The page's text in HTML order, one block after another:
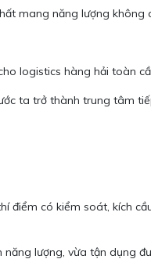
mang năng lượng không
logistics hàng hải toàn
ta trở thành trung tâm
có kiểm soát, kích
lượng, vừa tận dụng